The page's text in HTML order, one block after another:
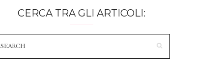
CERCA TRA GLI ARTICOLI: